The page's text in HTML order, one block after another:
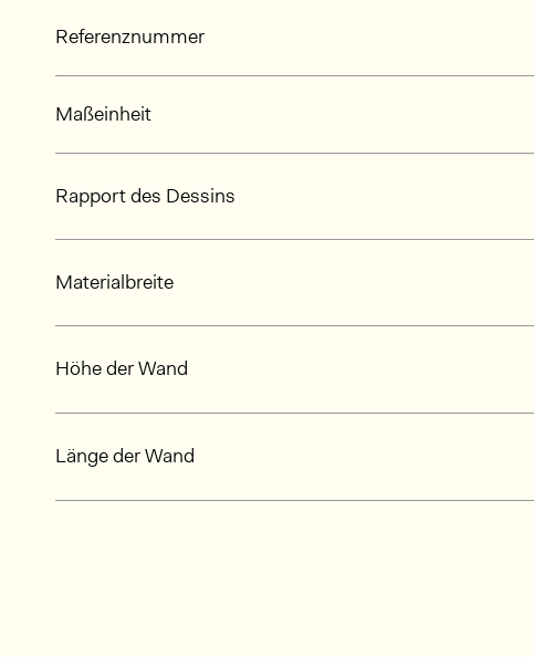
Referenznummer
Maßeinheit
Rapport des Dessins
Materialbreite
Höhe der Wand
Länge der Wand